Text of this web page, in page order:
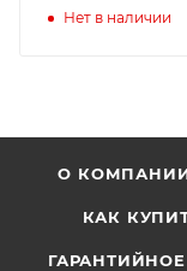
Нет в наличии
О
КАК